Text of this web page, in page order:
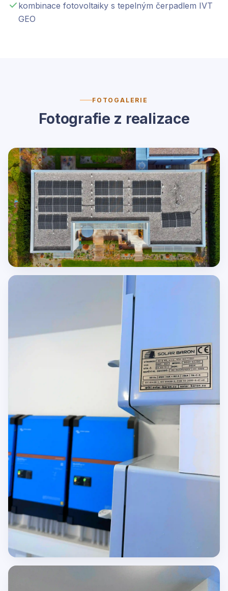
kombinace fotovoltaiky s tepelným čerpadlem IVT
GEO
FOTOGALERIE
Fotografie z realizace